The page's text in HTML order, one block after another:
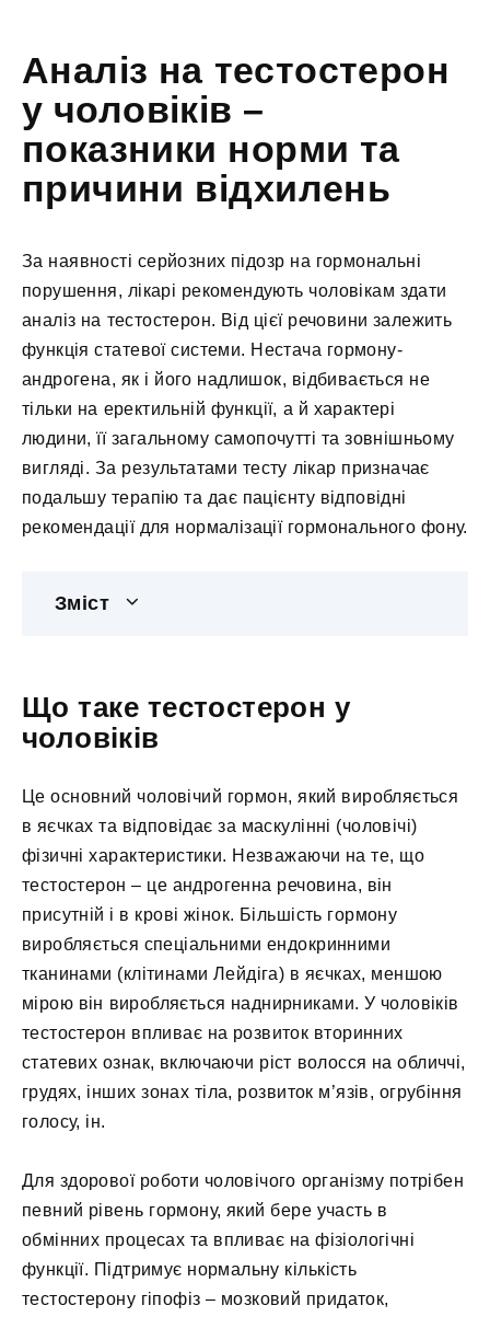
Аналіз на тестостерон
у чоловіків –
показники норми та
причини відхилень
За наявності серйозних підозр на гормональні
порушення, лікарі рекомендують чоловікам здати
аналіз на тестостерон. Від цієї речовини залежить
функція статевої системи. Нестача гормону-
андрогена, як і його надлишок, відбивається не
тільки на еректильній функції, а й характері
людини, її загальному самопочутті та зовнішньому
вигляді. За результатами тесту лікар призначає
подальшу терапію та дає пацієнту відповідні
рекомендації для нормалізації гормонального фону.
Зміст
Що таке тестостерон у
чоловіків
Це основний чоловічий гормон, який виробляється
в яєчках та відповідає за маскулінні (чоловічі)
фізичні характеристики. Незважаючи на те, що
тестостерон – це андрогенна речовина, він
присутній і в крові жінок. Більшість гормону
виробляється спеціальними ендокринними
тканинами (клітинами Лейдіга) в яєчках, меншою
мірою він виробляється наднирниками. У чоловіків
тестостерон впливає на розвиток вторинних
статевих ознак, включаючи ріст волосся на обличчі,
грудях, інших зонах тіла, розвиток м’язів, огрубіння
голосу, ін.
Для здорової роботи чоловічого організму потрібен
певний рівень гормону, який бере участь в
обмінних процесах та впливає на фізіологічні
функції. Підтримує нормальну кількість
тестостерону гіпофіз – мозковий придаток,